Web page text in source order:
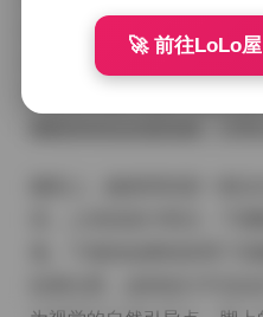
出健康的光泽。这样的光
中自然突出，又不会显得
🚀 前往LoLo